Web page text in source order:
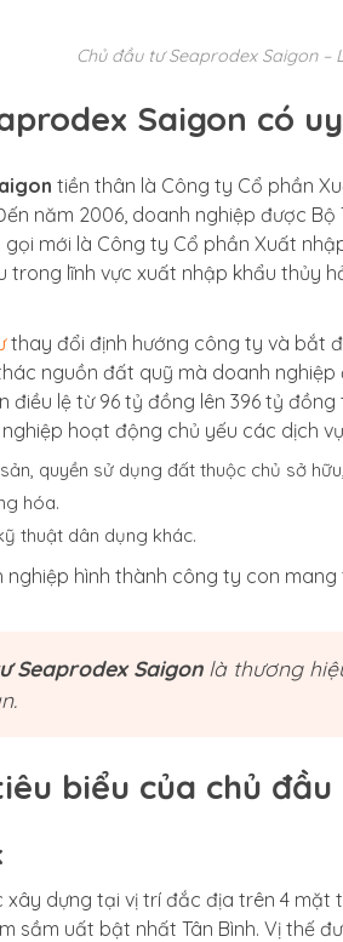
Chủ đầu tư Seaprodex Saigon –
Saigon có
tiền thân là Công ty Cổ phần
năm 2006, doanh nghiệp được
mới là Công ty Cổ phần Xuất
trong lĩnh vực xuất nhập khẩu thủy
thay đổi định hướng công ty và bắt
nguồn đất quỹ mà doanh nghiệp
điều lệ từ 96 tỷ đồng lên 396 tỷ
hoạt động chủ yếu các dịch
quyền sử dụng đất thuộc chủ sở
hóa.
thuật dân dụng khác.
nghiệp hình thành công ty con
Seaprodex Saigon là thương
biểu của chủ
xây dựng tại vị trí đắc địa trên 4 mặt
sầm uất bật nhất Tân Bình. Vị thế